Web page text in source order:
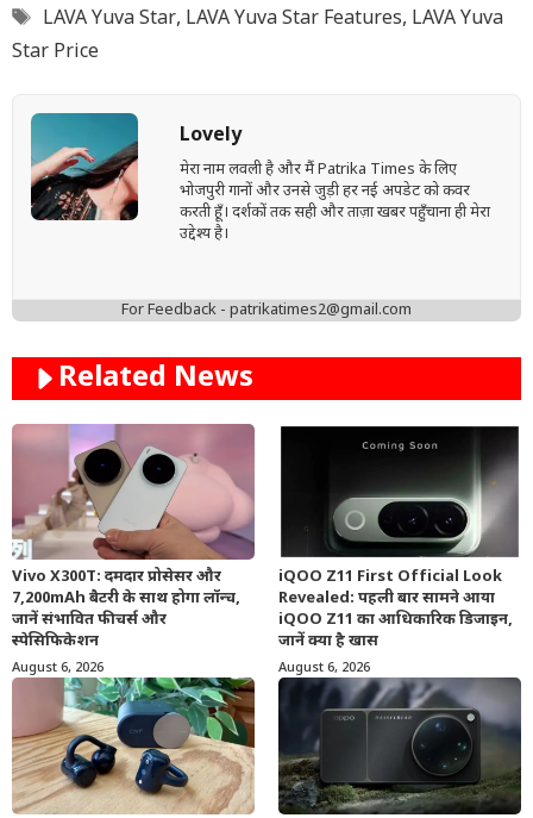
Tags
LAVA Yuva Star, LAVA Yuva Star Features, LAVA Yuva
Star Price
Lovely
मेरा नाम लवली है और मैं Patrika Times के लिए
भोजपुरी गानों और उनसे जुड़ी हर नई अपडेट को कवर
करती हूँ। दर्शकों तक सही और ताज़ा खबर पहुँचाना ही मेरा
उद्देश्य है।
For Feedback - patrikatimes2@gmail.com
Related News
Vivo X300T: दमदार प्रोसेसर और
7,200mAh बैटरी के साथ होगा लॉन्च,
जानें संभावित फीचर्स और
स्पेसिफिकेशन
August 6, 2026
iQOO Z11 First Official Look
Revealed: पहली बार सामने आया
iQOO Z11 का आधिकारिक डिजाइन,
जानें क्या है खास
August 6, 2026